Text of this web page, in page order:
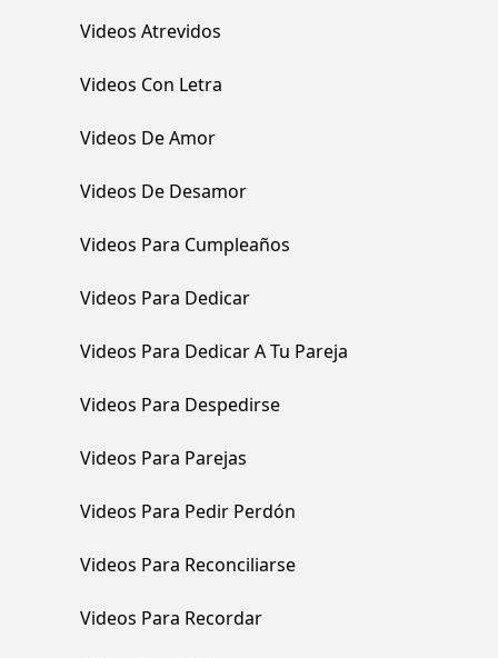
Videos Atrevidos
Videos Con Letra
Videos De Amor
Videos De Desamor
Videos Para Cumpleaños
Videos Para Dedicar
Videos Para Dedicar A Tu Pareja
Videos Para Despedirse
Videos Para Parejas
Videos Para Pedir Perdón
Videos Para Reconciliarse
Videos Para Recordar